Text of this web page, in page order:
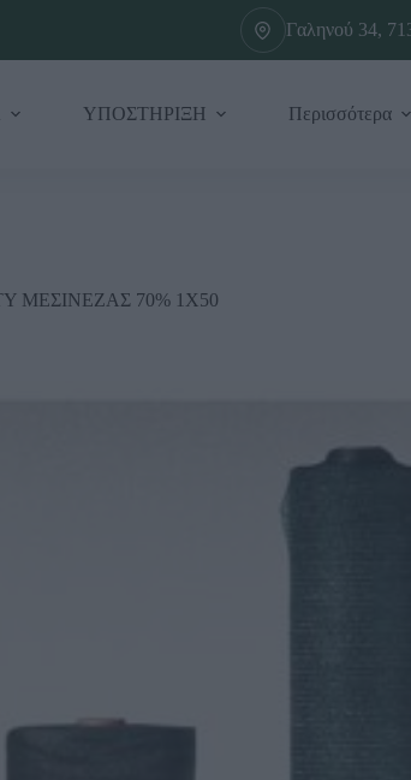
Γαληνού 34,
ΥΠΟΣΤΗΡΙΞΗ Περισσότερα
ΜΕΣΙΝΕΖΑΣ 70% 1Χ50